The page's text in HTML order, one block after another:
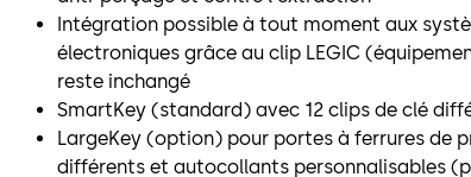
Intégration possible à tout moment aux
électroniques grâce au clip LEGIC
reste inchangé
SmartKey (standard) avec 12 clips de clé
LargeKey (option) pour portes à ferrures de
différents et autocollants personnalisables